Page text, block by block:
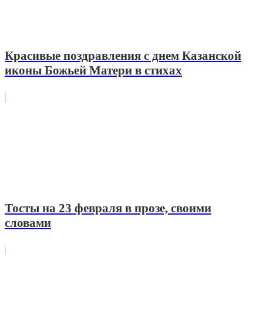
Красивые поздравления с днем Казанской
иконы Божьей Матери в стихах
Тосты на 23 февраля в прозе, своими
словами